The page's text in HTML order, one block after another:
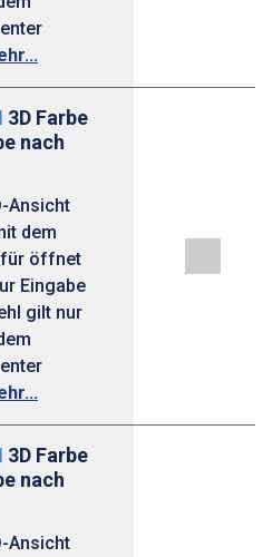
3D Farbe
nach
Ansicht
dem
öffnet
Eingabe
gilt nur
3D Farbe
nach
Ansicht